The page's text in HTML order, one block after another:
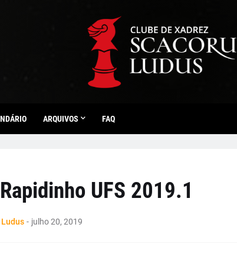
ARQUIVOS FAQ
UFS 2019.1
- julho 20, 2019